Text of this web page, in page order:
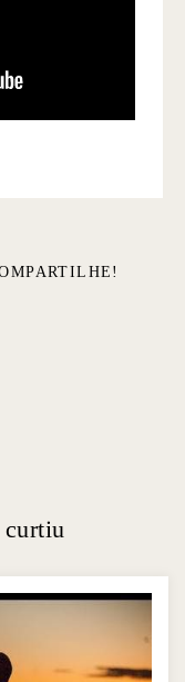
curtiu